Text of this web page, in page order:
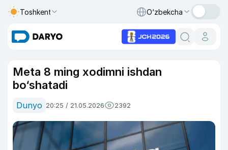
Toshkent O‘zbekcha
Meta 8 ming xodimni ishdan
bo‘shatadi
Dunyo 20:25 / 21.05.2026 2392